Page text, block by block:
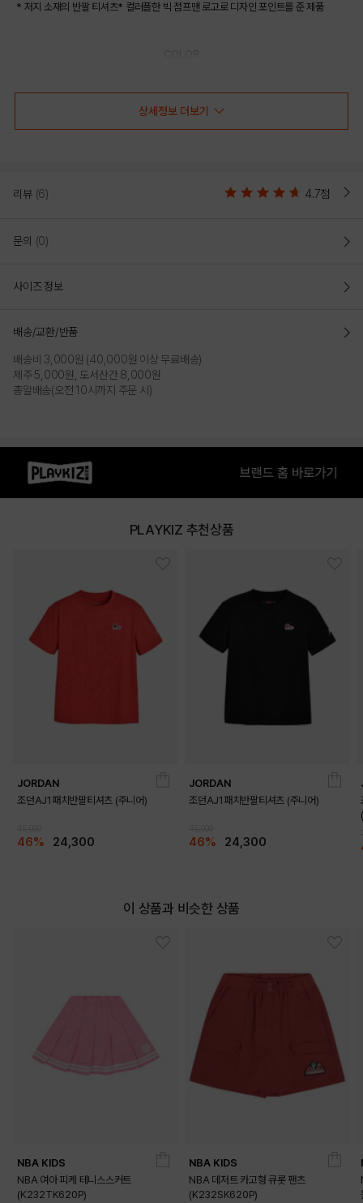
* 저지 소재의 반팔 티셔츠* 컬러플한 빅 점프맨 로고로 디자인 포인트를 준 제품
DETAILS
상세정보 더보기
리뷰 (6) 4.7점
문의 (0)
사이즈 정보
배송/교환/반품
배송비 3,000원 (40,000원 이상 무료배송)
제주 5,000원, 도서산간 8,000원
총알배송(오전 10시까지 주문 시)
PLAYKIZ 추천상품
JORDAN
조던AJ1패치반팔티셔츠 (주니어)
46% 24,300
JORDAN
조던AJ1패치반팔티셔츠 (주니어)
46% 24,300
이 상품과 비슷한 상품
NBA KIDS
NBA 여아 피케 테니스스커트
(K232TK620P)
NBA KIDS
NBA 데저트 카고형 큐롯 팬츠
(K232SK620P)